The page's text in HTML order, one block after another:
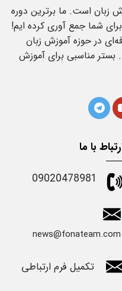
زبان است. ما برترین دوره
شما جمع آوری کرده ایم!
در حوزه آموزش زبان
بستر مناسبی برای آموزش
با ما
09020478981
news@fonateam.com
تکمیل فرم ارتباطی